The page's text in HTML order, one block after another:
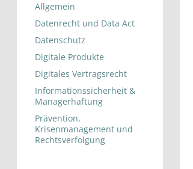
Allgemein
Datenrecht und Data Act
Datenschutz
Digitale Produkte
Digitales Vertragsrecht
Informationssicherheit &
Managerhaftung
Prävention,
Krisenmanagement und
Rechtsverfolgung